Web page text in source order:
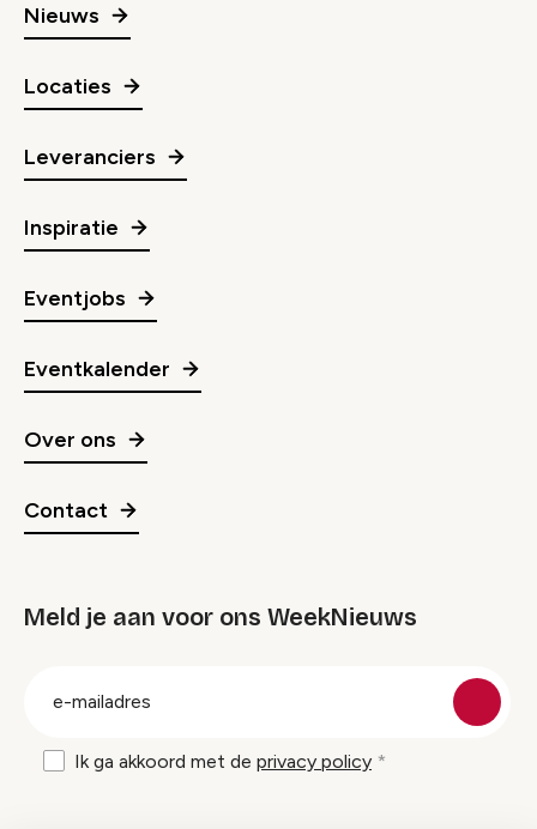
Nieuws
Locaties
Leveranciers
Inspiratie
Eventjobs
Eventkalender
Over ons
Contact
Meld je aan voor ons WeekNieuws
Ik ga akkoord met de privacy policy